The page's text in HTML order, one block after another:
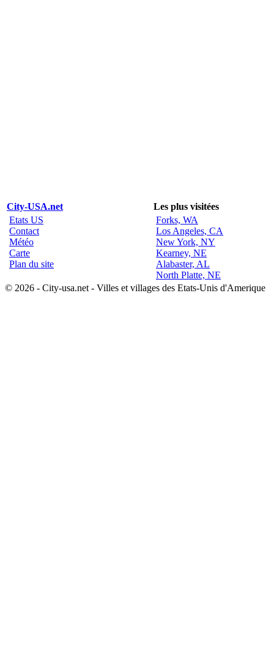
City-USA.net
Les plus visitées
Etats US
Contact
Météo
Carte
Plan du site
Forks, WA
Los Angeles, CA
New York, NY
Kearney, NE
Alabaster, AL
North Platte, NE
© 2026 - City-usa.net - Villes et villages des Etats-Unis d'Amerique